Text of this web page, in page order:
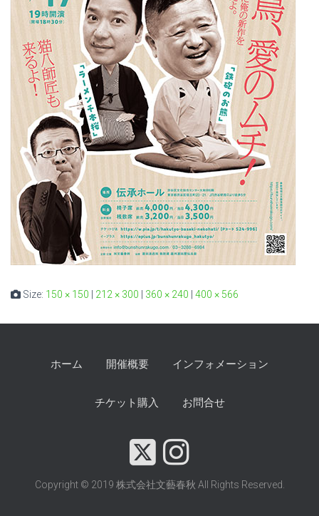
Size: 150 × 150 212 × 300 360 × 240 400 × 566
ホーム 開催概要 インフォメーション
チケット購入 お問合せ
Copyright © 2019 株式会社文藝春秋 All Rights Reserved.